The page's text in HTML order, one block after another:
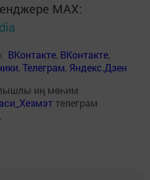
MАХ:
: ВКонтакте, ВКонтакте,
,Телеграм, Яндекс.Дзен
иң мөһим
телеграм